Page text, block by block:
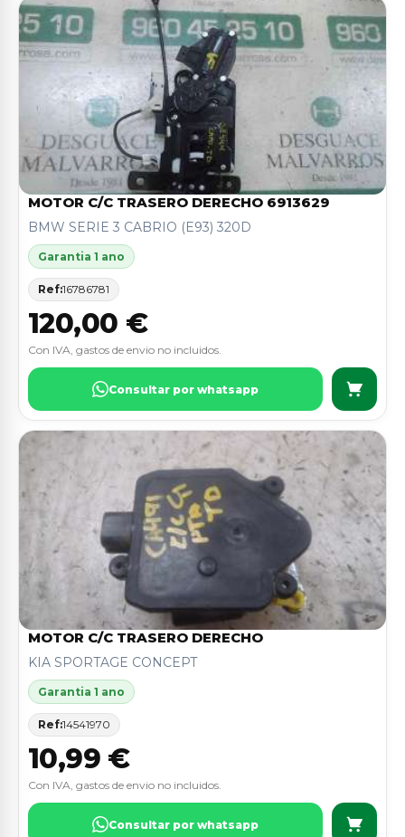
MOTOR C/C TRASERO DERECHO 6913629
BMW SERIE 3 CABRIO (E93) 320D
Garantia 1 ano
Ref:16786781
120,00 €
Con IVA, gastos de envio no incluidos.
Consultar por whatsapp
MOTOR C/C TRASERO DERECHO
KIA SPORTAGE CONCEPT
Garantia 1 ano
Ref:14541970
10,99 €
Con IVA, gastos de envio no incluidos.
Consultar por whatsapp